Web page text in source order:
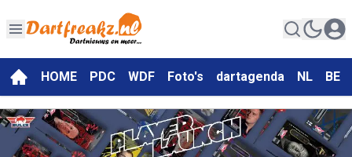
HOME PDC WDF Foto's dartagenda NL BE